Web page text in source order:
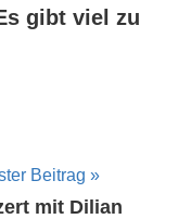
gibt viel zu
Beitrag
mit Dilian